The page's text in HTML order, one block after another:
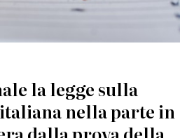
la legge sulla
nella parte in